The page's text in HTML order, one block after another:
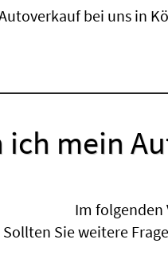
bei uns in
ich mein
Im folgenden
Sollten Sie weitere